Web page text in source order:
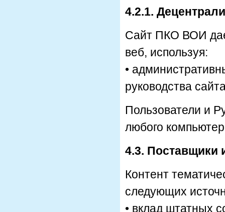
4.2.1.
Сайт ПКО ВОИ
веб, используя:
•
руководства
Пользователи и
любого
4.3. Поставщики
Контент
следующих
• вклад штатных